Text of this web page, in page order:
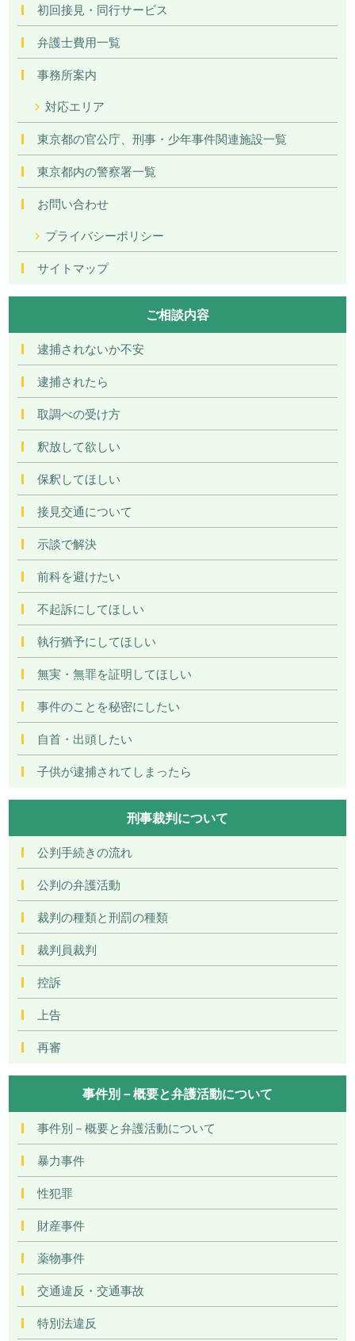
初回接見・同行サービス
弁護士費用一覧
事務所案内
対応エリア
東京都の官公庁、刑事・少年事件関連施設一覧
東京都内の警察署一覧
お問い合わせ
プライバシーポリシー
サイトマップ
ご相談内容
逮捕されないか不安
逮捕されたら
取調べの受け方
釈放して欲しい
保釈してほしい
接見交通について
示談で解決
前科を避けたい
不起訴にしてほしい
執行猶予にしてほしい
無実・無罪を証明してほしい
事件のことを秘密にしたい
自首・出頭したい
子供が逮捕されてしまったら
刑事裁判について
公判手続きの流れ
公判の弁護活動
裁判の種類と刑罰の種類
裁判員裁判
控訴
上告
再審
事件別－概要と弁護活動について
事件別－概要と弁護活動について
暴力事件
性犯罪
財産事件
薬物事件
交通違反・交通事故
特別法違反